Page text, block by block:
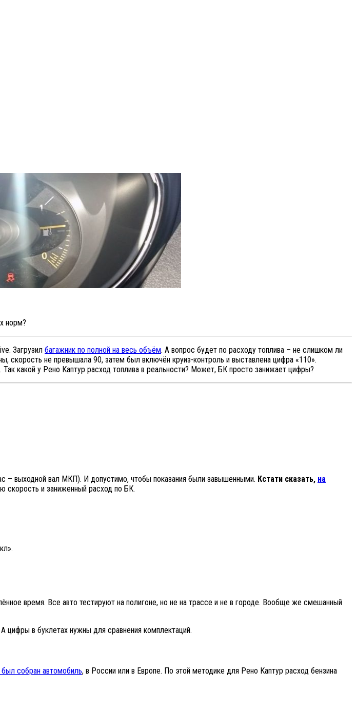
норм?
Загрузил багажник по полной на весь объём. А вопрос будет по расходу топлива – не слишком ли
скорость не превышала 90, затем был включён круиз-контроль и выставлена цифра «110».
какой у Рено Каптур расход топлива в реальности? Может, БК просто занижает цифры?
– выходной вал МКП). И допустимо, чтобы показания были завышенными. Кстати сказать, на
и заниженный расход по БК.
время. Все авто тестируют на полигоне, но не на трассе и не в городе. Вообще же смешанный
цифры в буклетах нужны для сравнения комплектаций.
собран автомобиль, в России или в Европе. По этой методике для Рено Каптур расход бензина